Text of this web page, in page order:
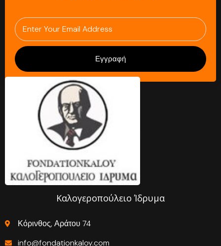
Εγγραφή
Καλογεροπούλειο Ίδρυμα
Κόρινθος, Αράτου 74
info@fondationkaloy.com